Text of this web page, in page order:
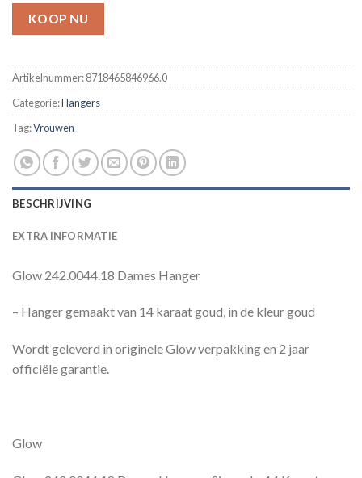
KOOP NU
Artikelnummer:8718465846966.0
Categorie:Hangers
Tag:Vrouwen
BESCHRIJVING
EXTRA INFORMATIE
Glow 242.0044.18 Dames Hanger
– Hanger gemaakt van 14 karaat goud, in de kleur goud
Wordt geleverd in originele Glow verpakking en 2 jaar
officiële garantie.
Glow